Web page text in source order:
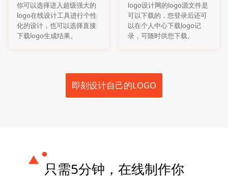
你可以选择进入超级强大的
logo在线设计工具进行个性
化的设计，也可以选择直接
下载logo生成结果。
logo设计网的logo源文件是
可以下载的，您登录后还可
以在个人中心下载logo记
录，可随时供您下载。
即刻设计自己的LOGO
只需5分钟，在线制作你